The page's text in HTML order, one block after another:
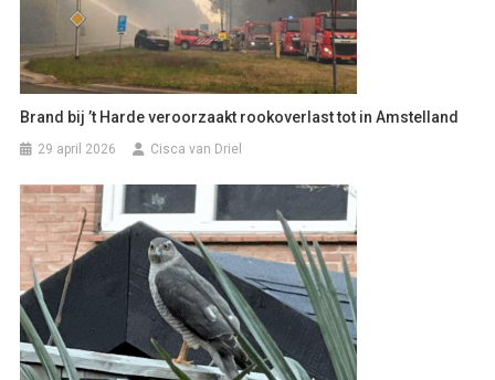
Brand bij ’t Harde veroorzaakt rookoverlast tot in Amstelland
29 april 2026 Cisca van Driel